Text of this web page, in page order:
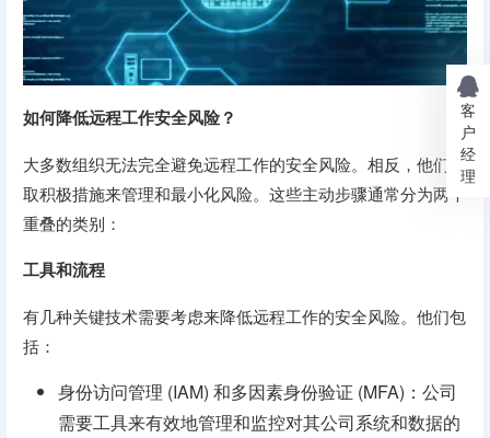
如何降低远程工作安全风险？
大多数组织无法完全避免远程工作的安全风险。相反，他们采
取积极措施来管理和最小化风险。这些主动步骤通常分为两个
重叠的类别：
工具和流程
有几种关键技术需要考虑来降低远程工作的安全风险。他们包
括：
身份访问管理 (IAM) 和多因素身份验证 (MFA)：公司
需要工具来有效地管理和监控对其公司系统和数据的
客
户
经
理